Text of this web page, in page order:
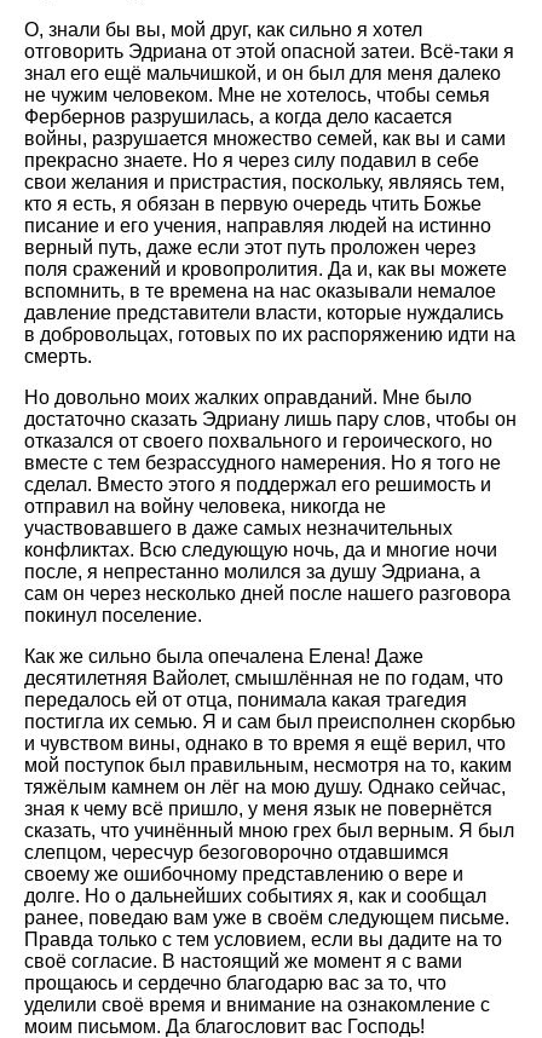
О, знали бы вы, мой друг, как сильно я хотел
отговорить Эдриана от этой опасной затеи. Всё-таки я
знал его ещё мальчишкой, и он был для меня далеко
не чужим человеком. Мне не хотелось, чтобы семья
Фербернов разрушилась, а когда дело касается
войны, разрушается множество семей, как вы и сами
прекрасно знаете. Но я через силу подавил в себе
свои желания и пристрастия, поскольку, являясь тем,
кто я есть, я обязан в первую очередь чтить Божье
писание и его учения, направляя людей на истинно
верный путь, даже если этот путь проложен через
поля сражений и кровопролития. Да и, как вы можете
вспомнить, в те времена на нас оказывали немалое
давление представители власти, которые нуждались
в добровольцах, готовых по их распоряжению идти на
смерть.
Но довольно моих жалких оправданий. Мне было
достаточно сказать Эдриану лишь пару слов, чтобы он
отказался от своего похвального и героического, но
вместе с тем безрассудного намерения. Но я того не
сделал. Вместо этого я поддержал его решимость и
отправил на войну человека, никогда не
участвовавшего в даже самых незначительных
конфликтах. Всю следующую ночь, да и многие ночи
после, я непрестанно молился за душу Эдриана, а
сам он через несколько дней после нашего разговора
покинул поселение.
Как же сильно была опечалена Елена! Даже
десятилетняя Вайолет, смышлённая не по годам, что
передалось ей от отца, понимала какая трагедия
постигла их семью. Я и сам был преисполнен скорбью
и чувством вины, однако в то время я ещё верил, что
мой поступок был правильным, несмотря на то, каким
тяжёлым камнем он лёг на мою душу. Однако сейчас,
зная к чему всё пришло, у меня язык не повернётся
сказать, что учинённый мною грех был верным. Я был
слепцом, чересчур безоговорочно отдавшимся
своему же ошибочному представлению о вере и
долге. Но о дальнейших событиях я, как и сообщал
ранее, поведаю вам уже в своём следующем письме.
Правда только с тем условием, если вы дадите на то
своё согласие. В настоящий же момент я с вами
прощаюсь и сердечно благодарю вас за то, что
уделили своё время и внимание на ознакомление с
моим письмом. Да благословит вас Господь!